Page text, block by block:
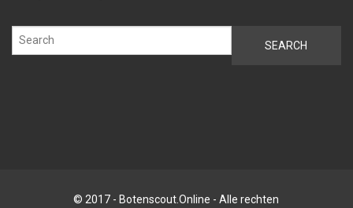
© 2017 - Botenscout.Online - Alle rechten